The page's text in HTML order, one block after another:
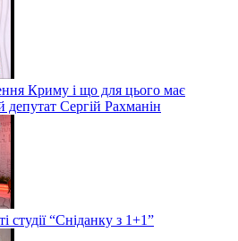
Криму і що для цього має
Сергій Рахманін
“Сніданку з 1+1”